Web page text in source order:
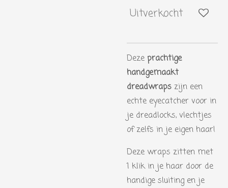
Uitverkocht
Deze prachtige
handgemaakt
dreadwraps zijn een
echte eyecatcher voor in
je dreadlocks, vlechtjes
of zelfs in je eigen haar!
Deze wraps zitten met
1 klik in je haar door de
handige sluiting en je